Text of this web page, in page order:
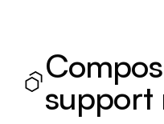
support